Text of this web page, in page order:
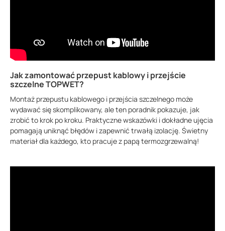
Jak zamontować przepust kablowy i przejście
szczelne TOPWET?
Montaż przepustu kablowego i przejścia szczelnego może
wydawać się skomplikowany, ale ten poradnik pokazuje, jak
zrobić to krok po kroku. Praktyczne wskazówki i dokładne ujęcia
pomagają uniknąć błędów i zapewnić trwałą izolację. Świetny
materiał dla każdego, kto pracuje z papą termozgrzewalną!